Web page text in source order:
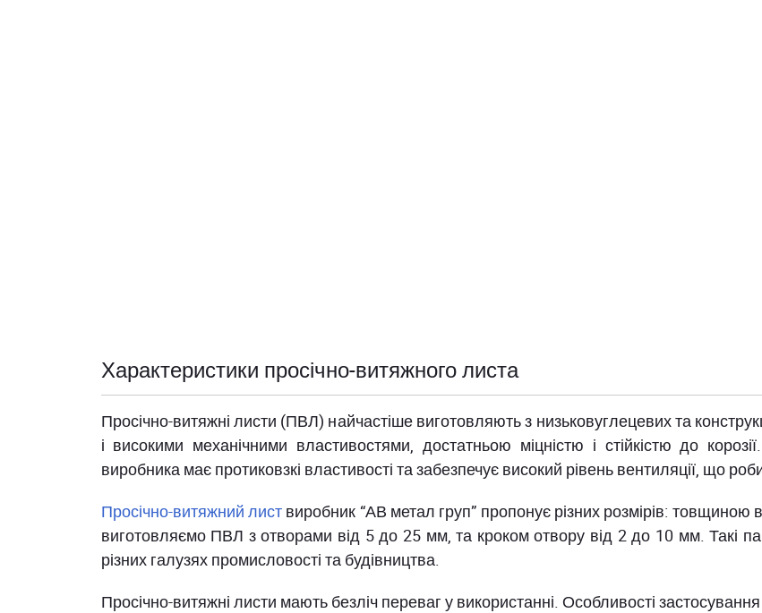
Характеристики просічно-витяжного листа
Просічно-витяжні листи (ПВЛ) найчастіше виготовляють з низьковуглецевих та
і високими механічними властивостями, достатньою міцністю і стійкістю до
виробника має протиковзкі властивості та забезпечує високий рівень вентиляції, що
Просічно-витяжний листвиробник “АВ метал груп” пропонує різних розмірів:
виготовляємо ПВЛ з отворами від 5 до 25 мм, та кроком отвору від 2 до 10 мм. Такі
різних галузях промисловості та будівництва.
Просічно-витяжні листи мають безліч переваг у використанні. Особливості